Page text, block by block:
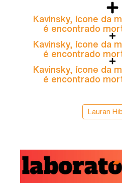
Kavinsky, ícone da
é encontrado
Kavinsky, ícone da
é encontrado
Kavinsky, ícone da
é encontrado
Lauran